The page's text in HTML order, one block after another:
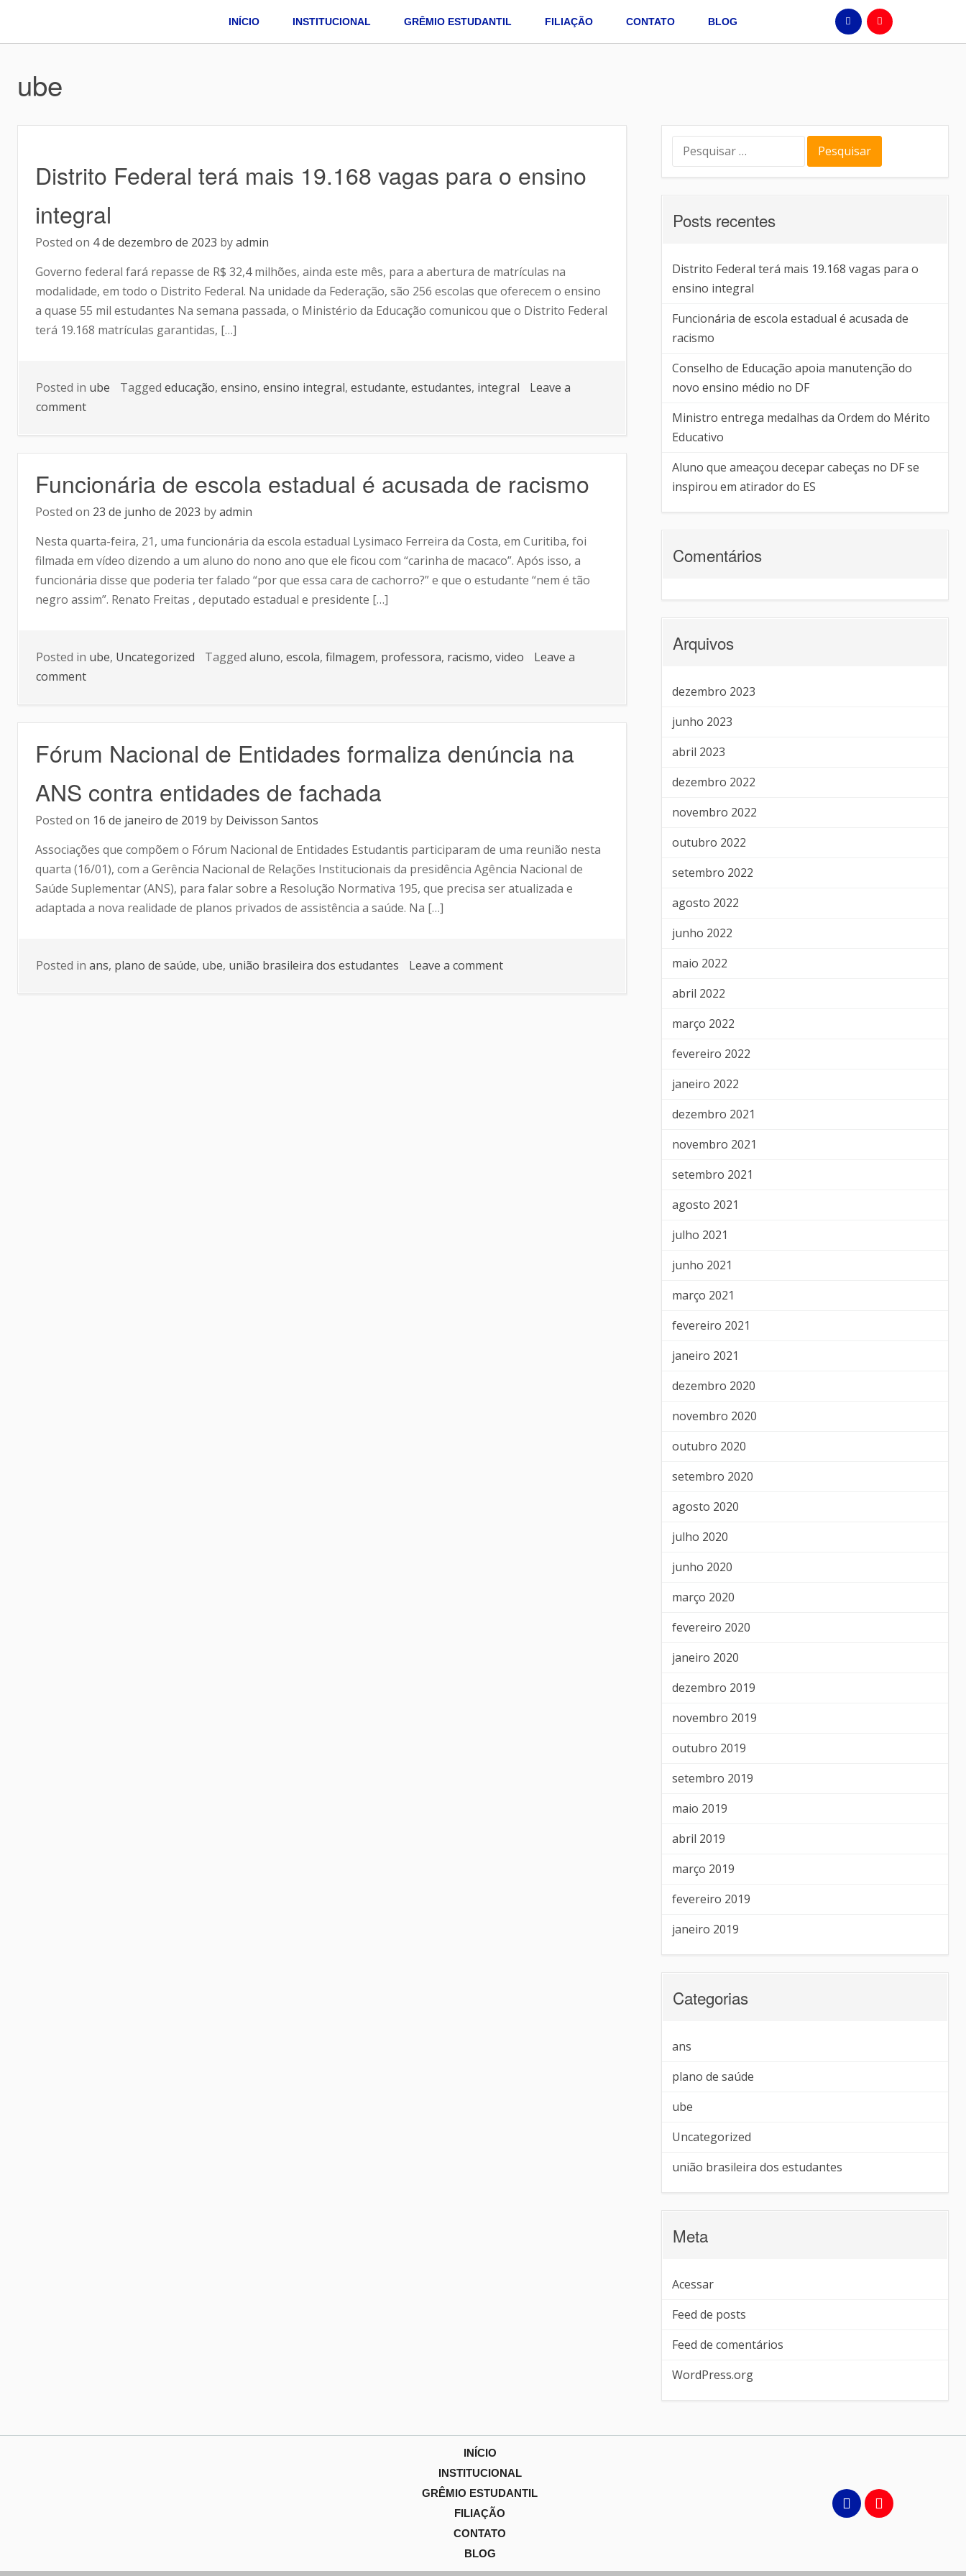
INÍCIO INSTITUCIONAL GRÊMIO ESTUDANTIL FILIAÇÃO CONTATO BLOG
ube
Distrito Federal terá mais 19.168 vagas para o ensino
integral
Posted on 4 de dezembro de 2023 byadmin
Governo federal fará repasse de R$ 32,4 milhões, ainda este mês, para a abertura de matrículas na
modalidade, em todo o Distrito Federal. Na unidade da Federação, são 256 escolas que oferecem o ensino
a quase 55 mil estudantes Na semana passada, o Ministério da Educação comunicou que o Distrito Federal
terá 19.168 matrículas garantidas, […]
Posted in ube Tagged educação, ensino, ensino integral, estudante, estudantes, integral
Leave a
comment
Funcionária de escola estadual é acusada de racismo
Posted on 23 de junho de 2023 byadmin
Nesta quarta-feira, 21, uma funcionária da escola estadual Lysimaco Ferreira da Costa, em Curitiba, foi
filmada em vídeo dizendo a um aluno do nono ano que ele ficou com “carinha de macaco”. Após isso, a
funcionária disse que poderia ter falado “por que essa cara de cachorro?” e que o estudante “nem é tão
negro assim”. Renato Freitas , deputado estadual e presidente […]
Posted in ube, Uncategorized Tagged aluno, escola, filmagem, professora, racismo, video
Leave a
comment
Fórum Nacional de Entidades formaliza denúncia na
ANS contra entidades de fachada
Posted on 16 de janeiro de 2019 by Deivisson Santos
Associações que compõem o Fórum Nacional de Entidades Estudantis participaram de uma reunião nesta
quarta (16/01), com a Gerência Nacional de Relações Institucionais da presidência Agência Nacional de
Saúde Suplementar (ANS), para falar sobre a Resolução Normativa 195, que precisa ser atualizada e
adaptada a nova realidade de planos privados de assistência a saúde. Na […]
Posted in ans, plano de saúde, ube, união brasileira dos estudantes Leave a comment
Posts recentes
Distrito Federal terá mais 19.168 vagas para o
ensino integral
Funcionária de escola estadual é acusada de
racismo
Conselho de Educação apoia manutenção do
novo ensino médio no DF
Ministro entrega medalhas da Ordem do Mérito
Educativo
Aluno que ameaçou decepar cabeças no DF se
inspirou em atirador do ES
Comentários
Arquivos
dezembro 2023
junho 2023
abril 2023
dezembro 2022
novembro 2022
outubro 2022
setembro 2022
agosto 2022
junho 2022
maio 2022
abril 2022
março 2022
fevereiro 2022
janeiro 2022
dezembro 2021
novembro 2021
setembro 2021
agosto 2021
julho 2021
junho 2021
março 2021
fevereiro 2021
janeiro 2021
dezembro 2020
novembro 2020
outubro 2020
setembro 2020
agosto 2020
julho 2020
junho 2020
março 2020
fevereiro 2020
janeiro 2020
dezembro 2019
novembro 2019
outubro 2019
setembro 2019
maio 2019
abril 2019
março 2019
fevereiro 2019
janeiro 2019
Categorias
ans
plano de saúde
ube
Uncategorized
união brasileira dos estudantes
Meta
Acessar
Feed de posts
Feed de comentários
WordPress.org
INÍCIO
INSTITUCIONAL
GRÊMIO ESTUDANTIL
FILIAÇÃO
CONTATO
BLOG